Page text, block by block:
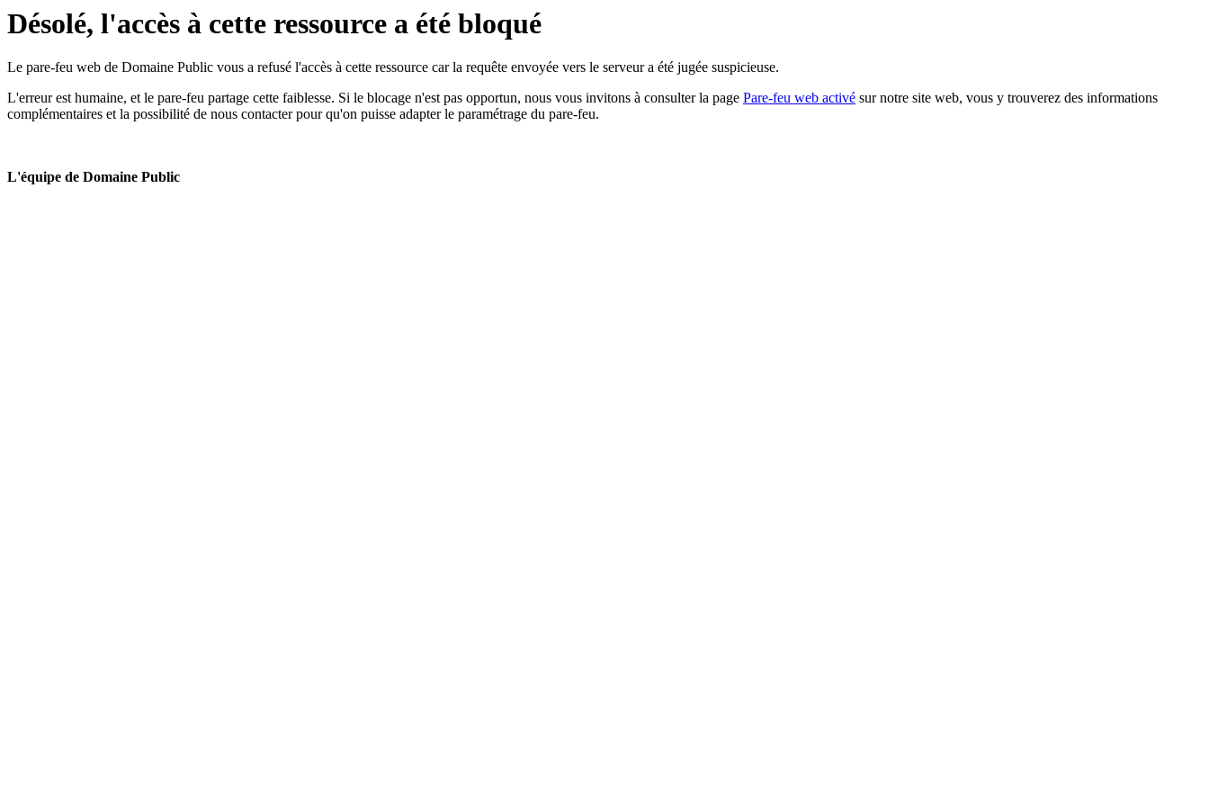
Désolé, l'accès à cette ressource a été bloqué
Le pare-feu web de Domaine Public vous a refusé l'accès à cette ressource car la requête envoyée vers le serveur a été jugée suspicieuse.
L'erreur est humaine, et le pare-feu partage cette faiblesse. Si le blocage n'est pas opportun, nous vous invitons à consulter la page Pare-feu web activé sur notre site web, vous y trouverez des informations
complémentaires et la possibilité de nous contacter pour qu'on puisse adapter le paramétrage du pare-feu.
L'équipe de Domaine Public